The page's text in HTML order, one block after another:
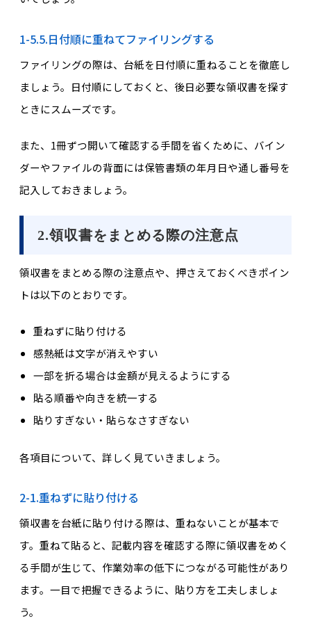
1-5.5.日付順に重ねてファイリングする
ファイリングの際は、台紙を日付順に重ねることを徹底し
ましょう。日付順にしておくと、後日必要な領収書を探す
ときにスムーズです。
また、1冊ずつ開いて確認する手間を省くために、バイン
ダーやファイルの背面には保管書類の年月日や通し番号を
記入しておきましょう。
2.領収書をまとめる際の注意点
領収書をまとめる際の注意点や、押さえておくべきポイン
トは以下のとおりです。
重ねずに貼り付ける
感熱紙は文字が消えやすい
一部を折る場合は金額が見えるようにする
貼る順番や向きを統一する
貼りすぎない・貼らなさすぎない
各項目について、詳しく見ていきましょう。
2-1.重ねずに貼り付ける
領収書を台紙に貼り付ける際は、重ねないことが基本で
す。重ねて貼ると、記載内容を確認する際に領収書をめく
る手間が生じて、作業効率の低下につながる可能性があり
ます。一目で把握できるように、貼り方を工夫しましょ
う。